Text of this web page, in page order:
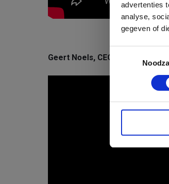
advertenties
analyse,
gegeven of
Geert Noels, CEO Econopolis